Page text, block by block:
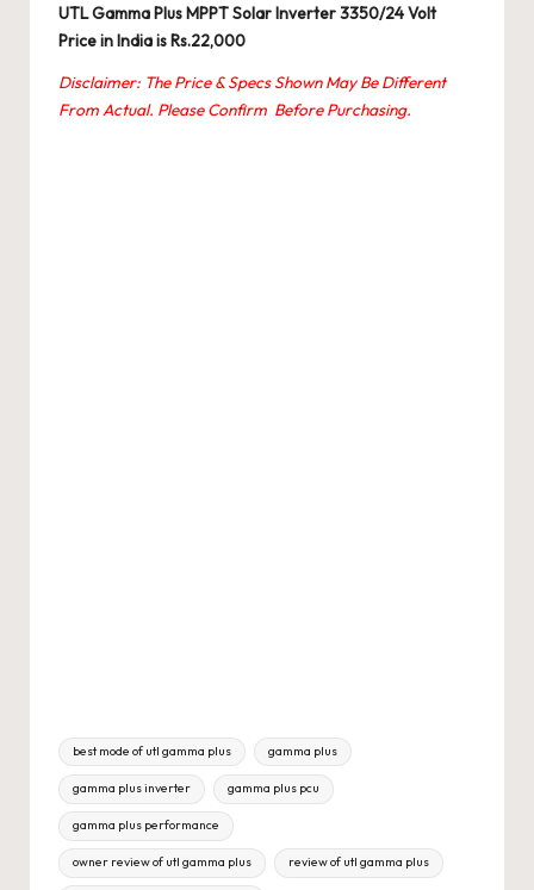
UTL Gamma Plus MPPT Solar Inverter 3350/24 Volt
Price in India is Rs.22,000
Disclaimer: The Price & Specs Shown May Be Different
From Actual. Please Confirm Before Purchasing.
Tags:
best mode of utl gamma plus gamma plus
gamma plus inverter gamma plus pcu
gamma plus performance
owner review of utl gamma plus review of utl gamma plus